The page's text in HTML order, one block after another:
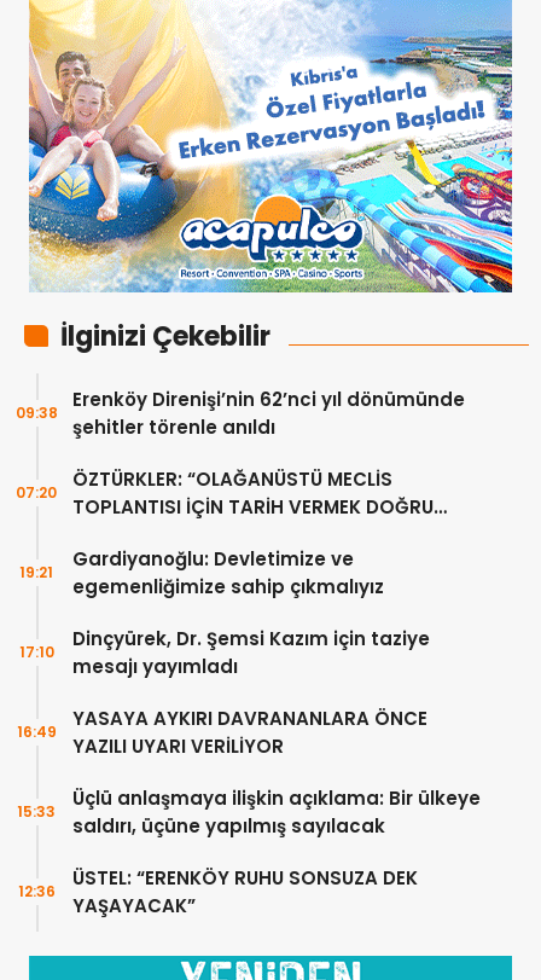
İlginizi Çekebilir
Erenköy Direnişi’nin 62’nci yıl dönümünde
şehitler törenle anıldı
09:38
ÖZTÜRKLER: “OLAĞANÜSTÜ MECLİS
TOPLANTISI İÇİN TARİH VERMEK DOĞRU
07:20
Gardiyanoğlu: Devletimize ve
egemenliğimize sahip çıkmalıyız
19:21
Dinçyürek, Dr. Şemsi Kazım için taziye
mesajı yayımladı
17:10
YASAYA AYKIRI DAVRANANLARA ÖNCE
YAZILI UYARI VERİLİYOR
16:49
Üçlü anlaşmaya ilişkin açıklama: Bir ülkeye
saldırı, üçüne yapılmış sayılacak
15:33
ÜSTEL: “ERENKÖY RUHU SONSUZA DEK
YAŞAYACAK”
12:36